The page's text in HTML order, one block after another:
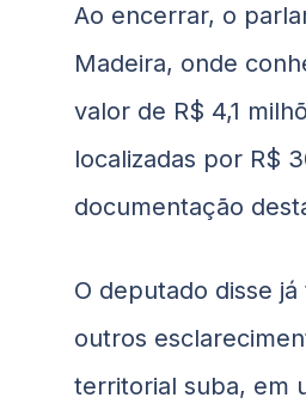
Ao encerrar, o
Madeira, onde
valor de R$ 4,1
localizadas por R$
documentação
O deputado disse
outros
territorial suba, em